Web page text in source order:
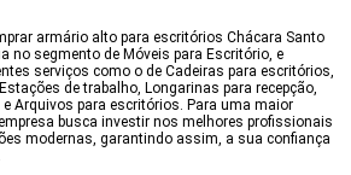
armário alto para escritórios Chácara Santo
no segmento de Móveis para Escritório, e
serviços como o de Cadeiras para escritórios,
de trabalho, Longarinas para recepção,
Arquivos para escritórios. Para uma maior
busca investir nos melhores profissionais
modernas, garantindo assim, a sua confiança